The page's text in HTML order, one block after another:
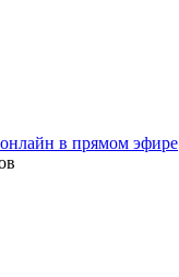
в прямом эфире